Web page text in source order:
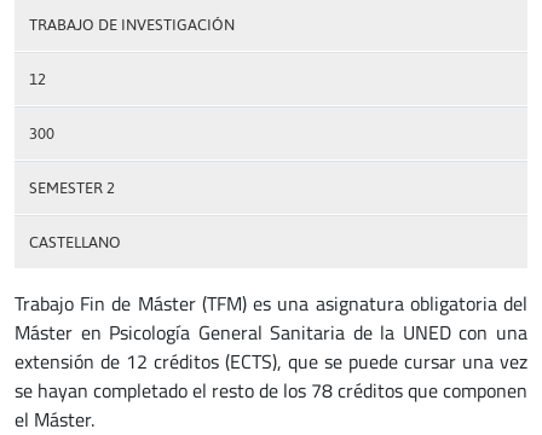
TRABAJO DE INVESTIGACIÓN
12
300
SEMESTER 2
CASTELLANO
Trabajo Fin de Máster (TFM) es una asignatura obligatoria del
Máster en Psicología General Sanitaria de la UNED con una
extensión de 12 créditos (ECTS), que se puede cursar una vez
se hayan completado el resto de los 78 créditos que componen
el Máster.